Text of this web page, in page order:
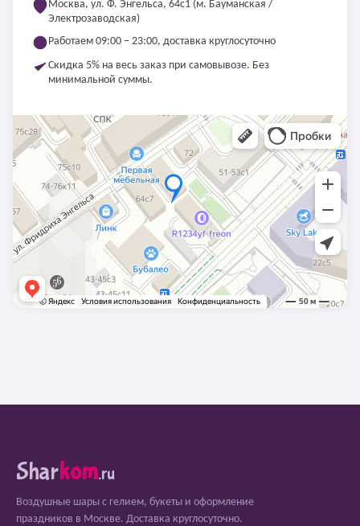
Москва, ул. Ф. Энгельса, 64с1 (м. Бауманская /
Электрозаводская)
Работаем 09:00 – 23:00, доставка круглосуточно
Скидка 5% на весь заказ при самовывозе. Без
минимальной суммы.
Sharkom.ru
Воздушные шары с гелием, букеты и оформление
праздников в Москве. Доставка круглосуточно.